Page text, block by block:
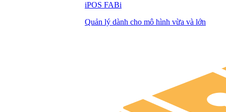
iPOS FABi
Quản lý dành cho mô hình vừa và lớn